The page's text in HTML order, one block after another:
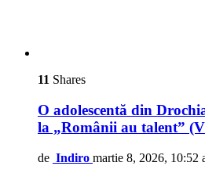
11 Shares
O adolescentă din
la „Românii au talent”
de Indiro martie 8, 2026, 10:52